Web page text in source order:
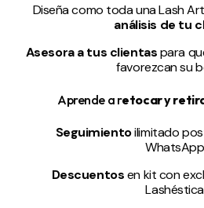
Diseña como toda una Lash
análisis de tu
Asesora a tus clientaspara
favorezcan su
Aprende a retocar y
Seguimientoilimitado
Descuentosen kit con